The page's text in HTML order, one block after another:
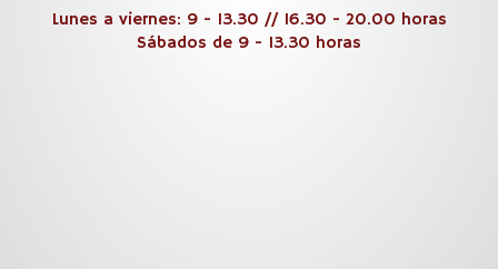
Lunes a viernes: 9 - 13.30 // 16.30 - 20.00 horas
Sábados de 9 - 13.30 horas